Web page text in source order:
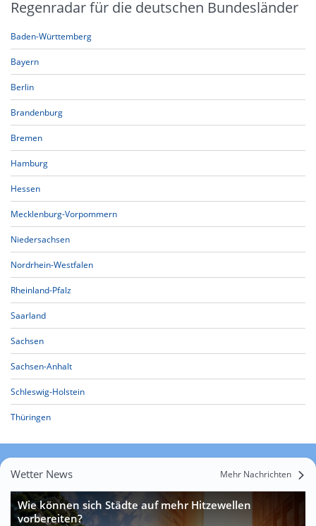
Regenradar für die deutschen Bundesländer
Baden-Württemberg
Bayern
Berlin
Brandenburg
Bremen
Hamburg
Hessen
Mecklenburg-Vorpommern
Niedersachsen
Nordrhein-Westfalen
Rheinland-Pfalz
Saarland
Sachsen
Sachsen-Anhalt
Schleswig-Holstein
Thüringen
Wetter News Mehr Nachrichten
Wie können sich Städte auf mehr Hitzewellen
vorbereiten?